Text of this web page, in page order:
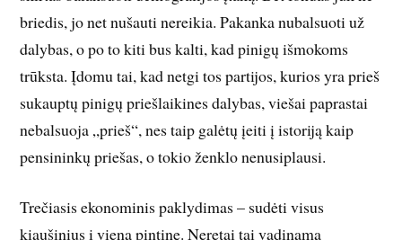
briedis, jo net nušauti nereikia. Pakanka nubalsuoti už
dalybas, o po to kiti bus kalti, kad pinigų išmokoms
trūksta. Įdomu tai, kad netgi tos partijos, kurios yra prieš
sukauptų pinigų priešlaikines dalybas, viešai pap­rastai
nebalsuoja „prieš“, nes taip galėtų įeiti į istoriją kaip
pensininkų priešas, o tokio ženklo nenusiplausi.
Trečiasis ekonominis paklydimas – sudėti visus
kiaušinius į vieną pintinę. Neretai tai vadinama